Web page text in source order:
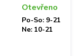
Otevřeno
Po-So: 9-21
Ne: 10-21